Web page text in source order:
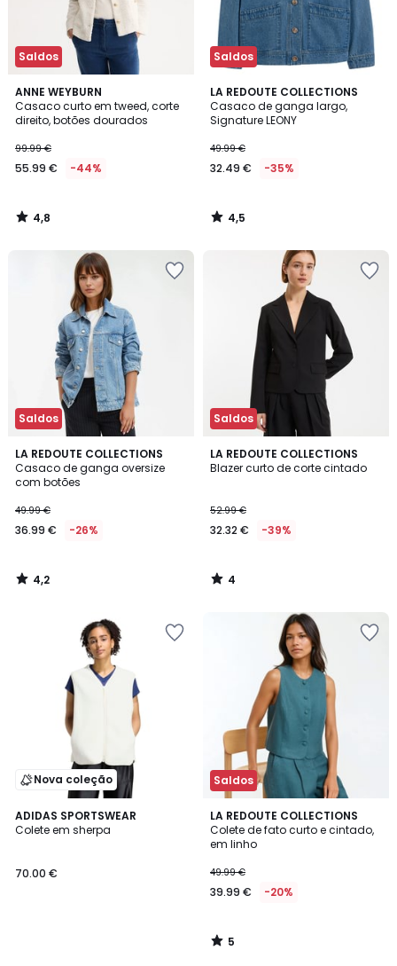
Saldos
ANNE WEYBURN
Casaco curto em tweed, corte
direito, botões dourados
99.99 €
55.99 € -44%
4,8
/ 5
4,8
/
Saldos
LA REDOUTE COLLECTIONS
Casaco de ganga largo,
Signature LEONY
49.99 €
32.49 € -35%
4,5
/ 5
4,5
/
Saldos
LA REDOUTE COLLECTIONS
Casaco de ganga oversize
com botões
49.99 €
36.99 € -26%
4,2
/ 5
4,2
/
Saldos
LA REDOUTE COLLECTIONS
Blazer curto de corte cintado
52.99 €
32.32 € -39%
4
/
4
/
Nova coleção
ADIDAS SPORTSWEAR
Colete em sherpa
70.00 €
Saldos
LA REDOUTE COLLECTIONS
Colete de fato curto e cintado,
em linho
49.99 €
39.99 € -20%
5
/
5
5
/